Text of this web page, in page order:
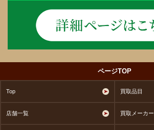
ページTOP
Top 買取品目
店舗一覧 買取メーカー